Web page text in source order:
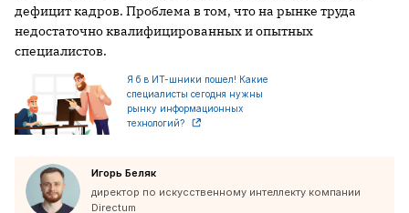
дефицит кадров. Проблема в том, что на рынке труда
недостаточно квалифицированных и опытных
специалистов.
Я б в ИТ-шники пошел! Какие
специалисты сегодня нужны
рынку информационных
технологий?
Игорь Беляк
директор по искусственному интеллекту компании
Directum